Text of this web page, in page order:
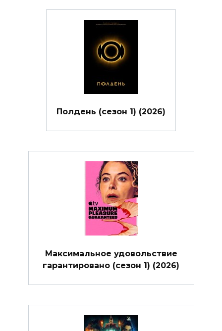
Полдень (сезон 1) (2026)
Максимальное удовольствие
гарантировано (сезон 1) (2026)